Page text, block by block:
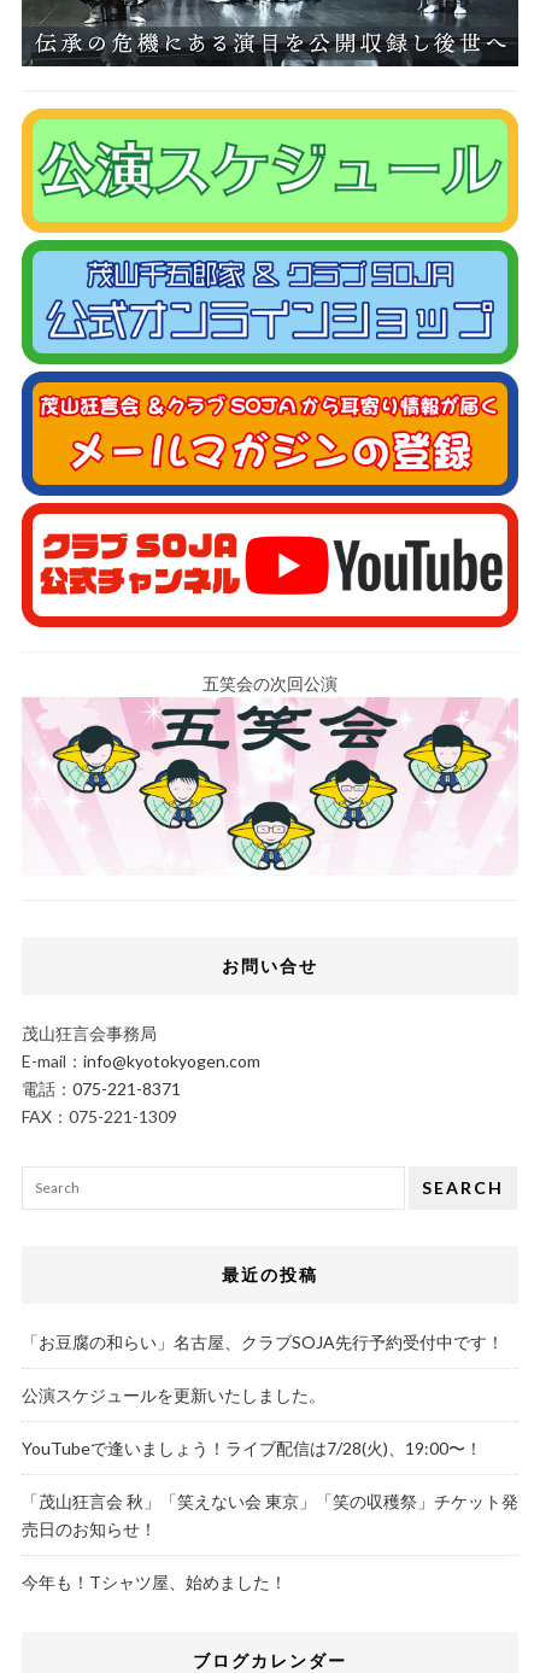
五笑会の次回公演
お問い合せ
茂山狂言会事務局
E-mail： info@kyotokyogen.com
電話： 075-221-8371
FAX：075-221-1309
SEARCH
最近の投稿
「お豆腐の和らい」名古屋、クラブSOJA先行予約受付中です！
公演スケジュールを更新いたしました。
YouTubeで逢いましょう！ライブ配信は7/28(火)、19:00〜！
「茂山狂言会 秋」「笑えない会 東京」「笑の収穫祭」チケット発
売日のお知らせ！
今年も！Tシャツ屋、始めました！
ブログカレンダー